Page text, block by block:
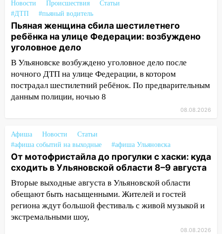
10:11
Директора ульяновской
«Нефтяной топливной компании» будут
судить за неуплату 48,4 млн рублей
налогов
09:28 Дети на дорогах: пострадали
велосипедисты, мотоциклисты и
пешеходы. Обзор крупных аварий в
Ульяновской области
08:30
Поджог со свечой, 16 сгоревших
07:50
Какая погоды будет днем 8
августа
06:45 Императорский мост в
Ульяновске останется закрытым до
утра 10 августа
05:18 Судьба готовит сюрприз: гороскоп
на 8 августа — кому повезет с
деньгами, а кого ждет неожиданная
Новости Происшествия
Статьи
#ДТП
#пьяный водитель
Пьяная женщина сбила шестилетнего
ребёнка на улице Федерации: возбуждено
уголовное дело
В Ульяновске возбуждено уголовное дело после
ночного ДТП на улице Федерации, в котором
пострадал шестилетний ребёнок. По предварительным
данным полиции, ночью 8
08.08.2026
Афиша Новости
Статьи
#афиша событий на выходные
#афиша Ульяновска
От мотофристайла до прогулки с хаски: куда
сходить в Ульяновской области 8–9 августа
Вторые выходные августа в Ульяновской области
обещают быть насыщенными. Жителей и гостей
региона ждут большой фестиваль с живой музыкой и
экстремальными шоу,
08.08.2026